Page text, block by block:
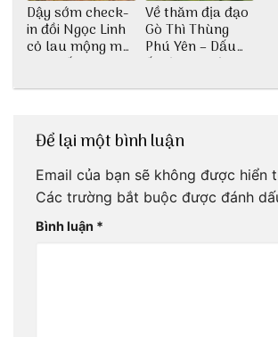
Dậy sớm check-
in đồi Ngọc Linh
cỏ lau mộng mơ
tại Huế nè bạn
Về thăm địa đạo
Gò Thì Thùng
Phú Yên – Dấu
ấn lịch sử còn
Để lại một bình luận
Email của bạn sẽ không được hiển
Các trường bắt buộc được đánh
Bình luận *